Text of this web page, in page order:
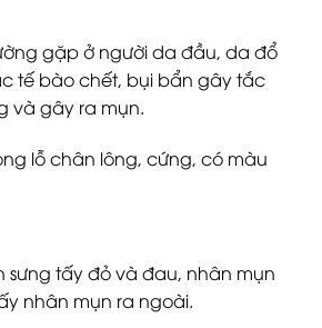
gặp ở người da đầu, da đổ
tế bào chết, bụi bẩn gây tắc
và gây ra mụn.
lỗ chân lông, cứng, có màu
sưng tấy đỏ và đau, nhân mụn
nhân mụn ra ngoài.